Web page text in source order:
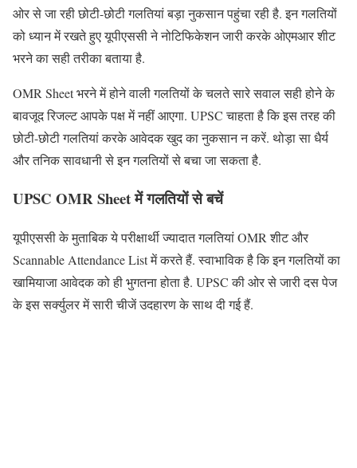
ओर से जा रही छोटी-छोटी गलतियां बड़ा नुकसान पहुंचा रही है. इन गलतियों
को ध्यान में रखते हुए यूपीएससी ने नोटिफिकेशन जारी करके ओएमआर शीट
भरने का सही तरीका बताया है.
OMR Sheet भरने में होने वाली गलतियों के चलते सारे सवाल सही होने के
बावजूद रिजल्ट आपके पक्ष में नहीं आएगा. UPSC चाहता है कि इस तरह की
छोटी-छोटी गलतियां करके आवेदक खुद का नुकसान न करें. थोड़ा सा धैर्य
और तनिक सावधानी से इन गलतियों से बचा जा सकता है.
UPSC OMR Sheet में गलतियों से बचें
यूपीएससी के मुताबिक ये परीक्षार्थी ज्यादात गलतियां OMR शीट और
Scannable Attendance List में करते हैं. स्वाभाविक है कि इन गलतियों का
खामियाजा आवेदक को ही भुगतना होता है. UPSC की ओर से जारी दस पेज
के इस सर्क्युलर में सारी चीजें उदहारण के साथ दी गई हैं.